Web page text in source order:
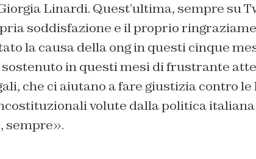
Linardi. Quest’ultima, sempre su
soddisfazione e il proprio
la causa della ong in questi cinque
sostenuto in questi mesi di frustrante
che ci aiutano a fare giustizia contro le
volute dalla politica
sempre».